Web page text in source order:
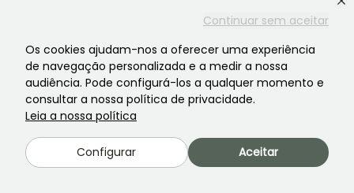
Continuar sem aceitar
Os cookies ajudam-nos a oferecer uma experiência
de navegação personalizada e a medir a nossa
audiência. Pode configurá-los a qualquer momento e
consultar a nossa política de privacidade.
Leia a nossa política
Configurar Aceitar
As nossas plantas
Os nossos compromissos
Os nossos valores
Responsabilidade social
Recrutamento
encomendas
Entregas
Garantia das plantas
Pagamento seguro
Encomenda sem plastico